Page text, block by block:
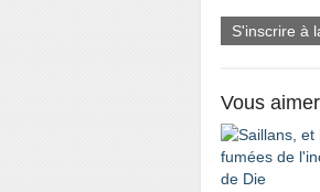
S'inscrire à
Vous